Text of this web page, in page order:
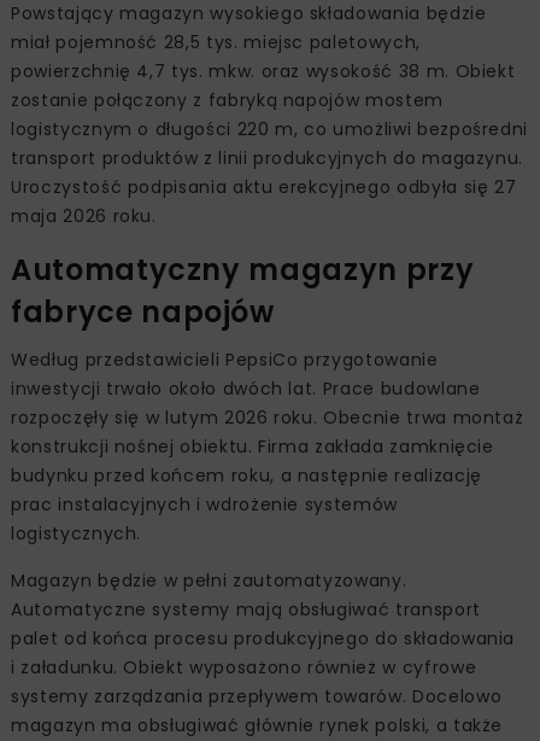
Powstający magazyn wysokiego składowania będzie
miał pojemność 28,5 tys. miejsc paletowych,
powierzchnię 4,7 tys. mkw. oraz wysokość 38 m. Obiekt
zostanie połączony z fabryką napojów mostem
logistycznym o długości 220 m, co umożliwi bezpośredni
transport produktów z linii produkcyjnych do magazynu.
Uroczystość podpisania aktu erekcyjnego odbyła się 27
maja 2026 roku.
Automatyczny magazyn przy
fabryce napojów
Według przedstawicieli PepsiCo przygotowanie
inwestycji trwało około dwóch lat. Prace budowlane
rozpoczęły się w lutym 2026 roku. Obecnie trwa montaż
konstrukcji nośnej obiektu. Firma zakłada zamknięcie
budynku przed końcem roku, a następnie realizację
prac instalacyjnych i wdrożenie systemów
logistycznych.
Magazyn będzie w pełni zautomatyzowany.
Automatyczne systemy mają obsługiwać transport
palet od końca procesu produkcyjnego do składowania
i załadunku. Obiekt wyposażono również w cyfrowe
systemy zarządzania przepływem towarów. Docelowo
magazyn ma obsługiwać głównie rynek polski, a także